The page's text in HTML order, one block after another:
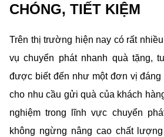
CHÓNG, TIẾT KIỆM
Trên thị trường hiện nay có rất
vụ chuyển phát nhanh quà tặng,
được biết đến như một đơn vị
cho nhu cầu gửi quà của khách
nghiệm trong lĩnh vực chuyển
không ngừng nâng cao chất